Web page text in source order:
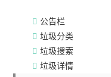
公告栏
垃圾分类
垃圾搜索
垃圾详情